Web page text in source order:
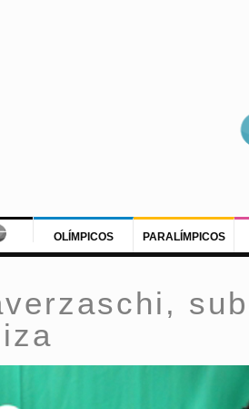
OLÍMPICOS PARALÍMPICOS